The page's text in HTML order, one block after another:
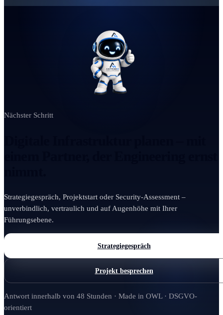
Nächster Schritt
Strategiegespräch, Projektstart oder Security-Assessment –
unverbindlich, vertraulich und auf Augenhöhe mit Ihrer
Führungsebene.
Strategiegespräch
Projekt besprechen
Antwort innerhalb von 48 Stunden · Made in OWL · DSGVO-
orientiert